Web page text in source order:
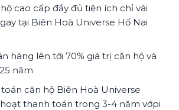
cao cấp đầy đủ tiện ích chỉ vài
tại Biên Hoà Universe Hố Nai
hàng lên tới 70% giá trị căn hộ và
năm
căn hộ Biên Hoà Universe
thanh toán trong 3-4 năm vớpi